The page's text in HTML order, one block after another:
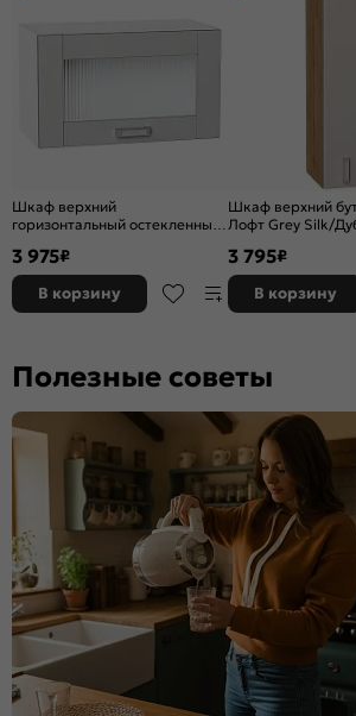
Шкаф верхний
горизонтальный остекленный
358*600*320
3 975₽
В корзину
Шкаф верхний
Лофт Grey Silk/
3 795₽
В корзину
Полезные советы